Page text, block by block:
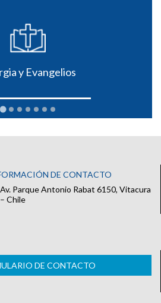
y Evangelios
DE CONTACTO
Av. Parque Antonio Rabat 6150, Vitacura
– Chile
DE CONTACTO